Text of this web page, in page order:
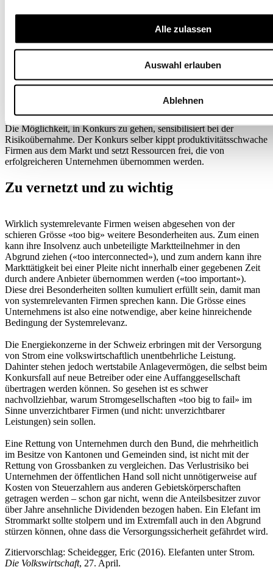
Alle zulassen
Auswahl erlauben
Ablehnen
Ertragskraft dank Skalen- und/oder Verbundeffekten mit
zunehmender Grösse steigen. Dies ist an sich positiv zu werten,
denn ein solches Unternehmen kann günstiger produzieren als
beispielsweise zwei halb so grosse Firmen. Dennoch müssen auch
Grossunternehmen – ungeachtet der Effizienzvorteile – in Konkurs
verpasst haben. So erachtet die OECD den ungehinderten «Exit»
von nicht überlebensfähigen Firmen als wichtigen Erklärungsfaktor
prosperierender Volkswirtschaften. Konkurse haben
gesamtwirtschaftlich eine disziplinierende und eine reinigende Kraft.
Die Möglichkeit, in Konkurs zu gehen, sensibilisiert bei der
Risikoübernahme. Der Konkurs selber kippt produktivitätsschwache
Firmen aus dem Markt und setzt Ressourcen frei, die von
erfolgreicheren Unternehmen übernommen werden.
Zu vernetzt und zu wichtig
Wirklich systemrelevante Firmen weisen abgesehen von der
schieren Grösse «too big» weitere Besonderheiten aus. Zum einen
kann ihre Insolvenz auch unbeteiligte Marktteilnehmer in den
Abgrund ziehen («too interconnected»), und zum andern kann ihre
Markttätigkeit bei einer Pleite nicht innerhalb einer gegebenen Zeit
durch andere Anbieter übernommen werden («too important»).
Diese drei Besonderheiten sollten kumuliert erfüllt sein, damit man
von systemrelevanten Firmen sprechen kann. Die Grösse eines
Unternehmens ist also eine notwendige, aber keine hinreichende
Bedingung der Systemrelevanz.
Die Energiekonzerne in der Schweiz erbringen mit der Versorgung
von Strom eine volkswirtschaftlich unentbehrliche Leistung.
Dahinter stehen jedoch wertstabile Anlagevermögen, die selbst beim
Konkursfall auf neue Betreiber oder eine Auffanggesellschaft
übertragen werden können. So gesehen ist es schwer
nachvollziehbar, warum Stromgesellschaften «too big to fail» im
Sinne unverzichtbarer Firmen (und nicht: unverzichtbarer
Leistungen) sein sollen.
Eine Rettung von Unternehmen durch den Bund, die mehrheitlich
im Besitze von Kantonen und Gemeinden sind, ist nicht mit der
Rettung von Grossbanken zu vergleichen. Das Verlustrisiko bei
Unternehmen der öffentlichen Hand soll nicht unnötigerweise auf
Kosten von Steuerzahlern aus anderen Gebietskörperschaften
getragen werden – schon gar nicht, wenn die Anteilsbesitzer zuvor
über Jahre ansehnliche Dividenden bezogen haben. Ein Elefant im
Strommarkt sollte stolpern und im Extremfall auch in den Abgrund
stürzen können, ohne dass die Versorgungssicherheit gefährdet wird.
Zitiervorschlag: Scheidegger, Eric (2016). Elefanten unter Strom.
Die Volkswirtschaft, 27. April.